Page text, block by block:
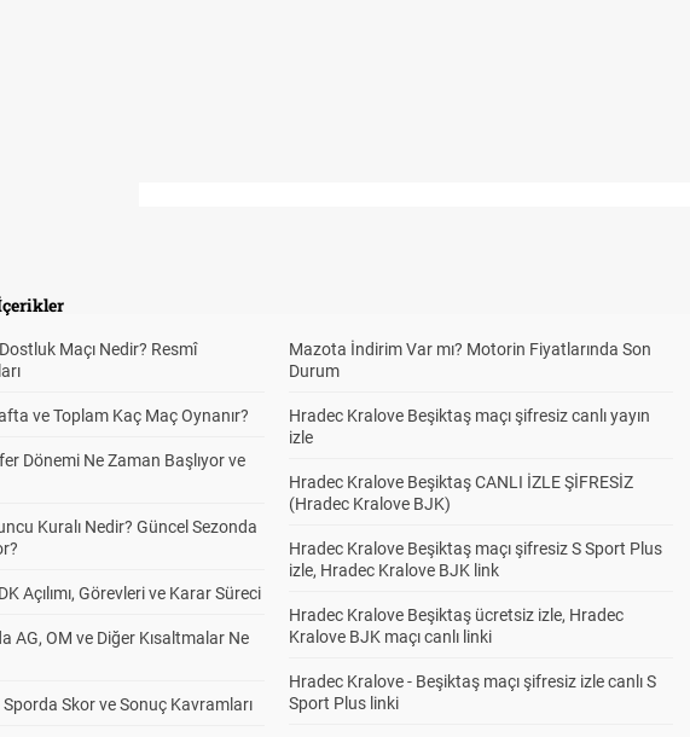
Dostluk Maçı Nedir? Resmî
ve Toplam Kaç Maç Oynanır?
Dönemi Ne Zaman Başlıyor ve
Kuralı Nedir? Güncel Sezonda
Açılımı, Görevleri ve Karar Süreci
AG, OM ve Diğer Kısaltmalar Ne
Skor ve Sonuç Kavramları
Mazota İndirim Var mı? Motorin Fiyatlarında Son
Durum
Hradec Kralove Beşiktaş maçı şifresiz canlı yayın
izle
Hradec Kralove Beşiktaş CANLI İZLE ŞİFRESİZ
(Hradec Kralove BJK)
Hradec Kralove Beşiktaş maçı şifresiz S Sport Plus
izle, Hradec Kralove BJK link
Hradec Kralove Beşiktaş ücretsiz izle, Hradec
Kralove BJK maçı canlı linki
Hradec Kralove - Beşiktaş maçı şifresiz izle canlı S
Sport Plus linki